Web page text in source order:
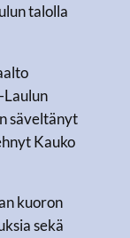
talolla
säveltänyt
Kauko
kuoron
sekä